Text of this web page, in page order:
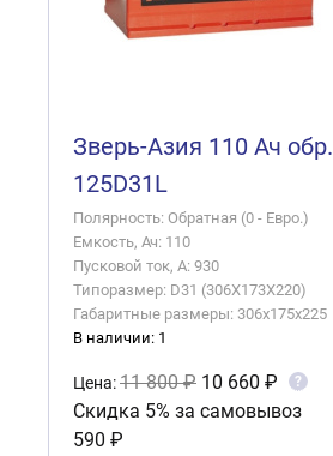
Зверь-Азия 110 Ач обр.
125D31L
Полярность: Обратная (0 - Евро.)
Емкость, Ач: 110
Пусковой ток, А: 930
Типоразмер: D31 (306X173X220)
Габаритные размеры: 306x175x225
В наличии: 1
Цена:11 800 ₽ 10 660 ₽ ?
Скидка 5% за самовывоз
590 ₽